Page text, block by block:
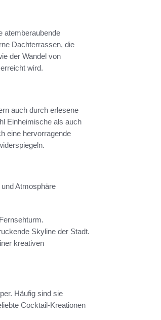
atemberaubende
Dachterrassen, die
der Wandel von
wird.
auch durch erlesene
Einheimische als auch
eine hervorragende
Atmosphäre
Skyline der Stadt.
kreativen
Häufig sind sie
Cocktail-Kreationen